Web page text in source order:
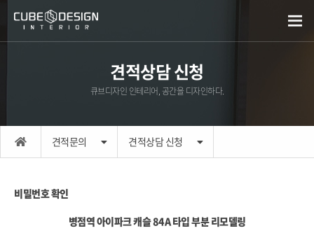
견적상담 신청
큐브디자인 인테리어, 공간을 디자인하다.
견적문의 견적상담 신청
비밀번호 확인
병점역 아이파크 캐슬 84A 타입 부분 리모델링